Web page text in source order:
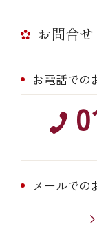
お問合せ
お電話での
メールでの